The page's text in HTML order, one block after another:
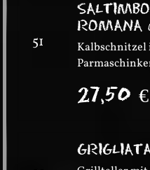
51
ROMANA
Kalbschnitzel
27,50€